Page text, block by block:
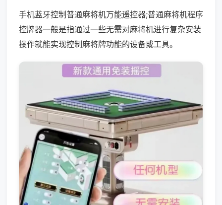
手机蓝牙控制普通麻将机万能遥控器;普通麻将机程序
控牌器一般是指通过一些无需对麻将机进行复杂安装
操作就能实现控制麻将牌功能的设备或工具。